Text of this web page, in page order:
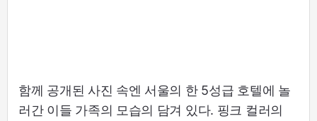
함께 공개된 사진 속엔 서울의 한 5성급 호텔에 놀
러간 이들 가족의 모습의 담겨 있다. 핑크 컬러의